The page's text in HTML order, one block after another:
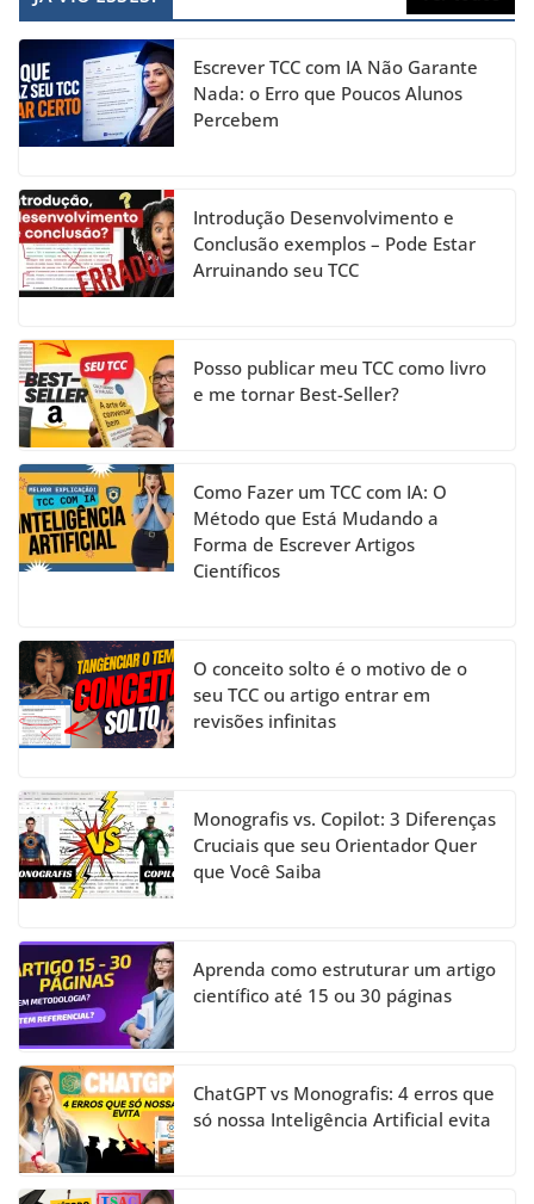
e
b
o
o
k
gr
a
m
e
dI
n
er T
u
b
e
h
a
n
el
Escrever TCC com IA Não Garante
Nada: o Erro que Poucos Alunos
Percebem
Introdução Desenvolvimento e
Conclusão exemplos – Pode Estar
Arruinando seu TCC
Posso publicar meu TCC como livro
e me tornar Best-Seller?
Como Fazer um TCC com IA: O
Método que Está Mudando a
Forma de Escrever Artigos
Científicos
O conceito solto é o motivo de o
seu TCC ou artigo entrar em
revisões infinitas
Monografis vs. Copilot: 3 Diferenças
Cruciais que seu Orientador Quer
que Você Saiba
Aprenda como estruturar um artigo
científico até 15 ou 30 páginas
ChatGPT vs Monografis: 4 erros que
só nossa Inteligência Artificial evita